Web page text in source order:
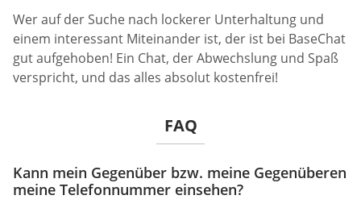
Wer auf der Suche nach lockerer Unterhaltung und
einem interessant Miteinander ist, der ist bei BaseChat
gut aufgehoben! Ein Chat, der Abwechslung und Spaß
verspricht, und das alles absolut kostenfrei!
FAQ
Kann mein Gegenüber bzw. meine Gegenüberen
meine Telefonnummer einsehen?